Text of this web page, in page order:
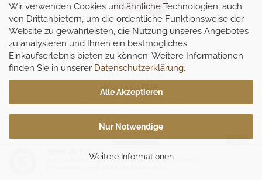
Wir verwenden Cookies und ähnliche Technologien, auch
von Drittanbietern, um die ordentliche Funktionsweise der
Website zu gewährleisten, die Nutzung unseres Angebotes
zu analysieren und Ihnen ein bestmögliches
Einkaufserlebnis bieten zu können. Weitere Informationen
finden Sie in unserer Datenschutzerklärung.
Alle Akzeptieren
Nur Notwendige
Weitere Informationen
Nikolausstiefel Reh Größe S
Nur 14,99 EUR
3-5 Werktage
-37%
(5 / 5)
Bewertungen bei: dawanda.com, google.com ⓘ